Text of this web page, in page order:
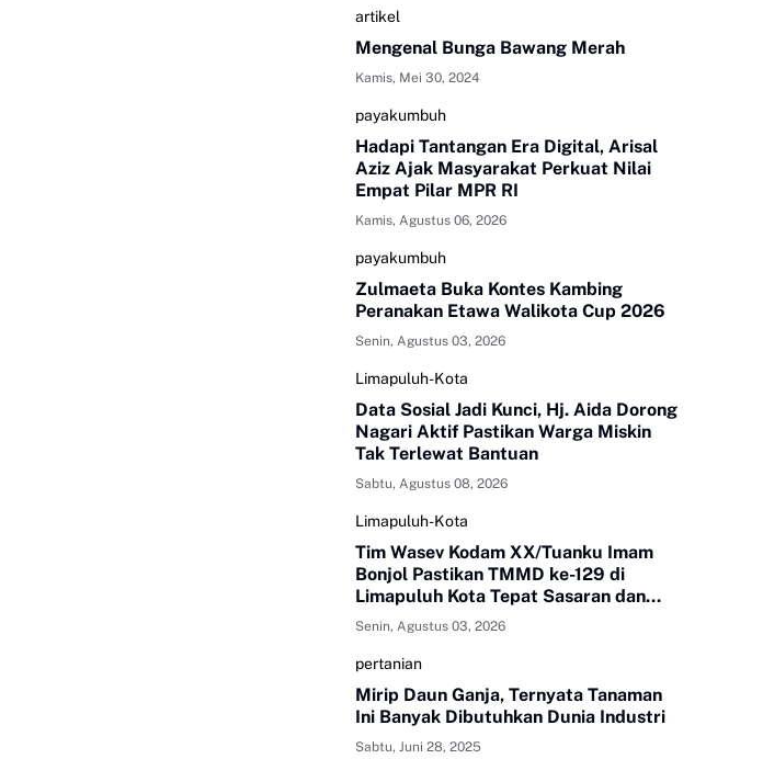
artikel
Mengenal Bunga Bawang Merah
Kamis, Mei 30, 2024
payakumbuh
Hadapi Tantangan Era Digital, Arisal
Aziz Ajak Masyarakat Perkuat Nilai
Empat Pilar MPR RI
Kamis, Agustus 06, 2026
payakumbuh
Zulmaeta Buka Kontes Kambing
Peranakan Etawa Walikota Cup 2026
Senin, Agustus 03, 2026
Limapuluh-Kota
Data Sosial Jadi Kunci, Hj. Aida Dorong
Nagari Aktif Pastikan Warga Miskin
Tak Terlewat Bantuan
Sabtu, Agustus 08, 2026
Limapuluh-Kota
Tim Wasev Kodam XX/Tuanku Imam
Bonjol Pastikan TMMD ke-129 di
Limapuluh Kota Tepat Sasaran dan
Berkualitas
Senin, Agustus 03, 2026
pertanian
Mirip Daun Ganja, Ternyata Tanaman
Ini Banyak Dibutuhkan Dunia Industri
Sabtu, Juni 28, 2025